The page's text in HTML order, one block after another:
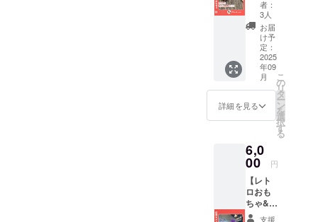
区柳橋
1-20-
4） ・
夏休み
の浅草
観光や
自由研
究にオ
ススメ♪
・支援
費は各
自でご
負担く
ださい
告メー
ルのリ
ターン
プラン
です♪
援！】
ぱたぱ
たおも
ちゃ イ
ベント
にいけ
ないけ
ど応援
した
い！ と
いう方
なつか
しレト
ロおも
ちゃ＆
お礼＆
活動報
告メー
者：
3人
お届
け予
定：
2025
年09
月
詳細を見る
こ
の
リ
タ
ー
ン
を
選
択
す
る
6,0
00 円
【レト
ロおも
ちゃ&わ
たつむ
支援